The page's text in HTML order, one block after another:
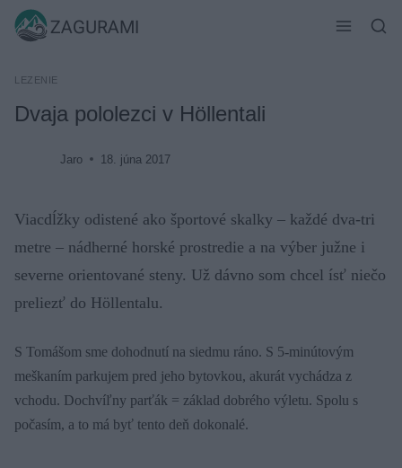
Skip
ZAGURAMI
LEZENIE
Dvaja pololezci v Höllentali
Jaro 18. júna 2017
Viacdĺžky odistené ako športové skalky – každé dva-tri
metre – nádherné horské prostredie a na výber južne i
severne orientované steny. Už dávno som chcel ísť niečo
preliezť do Höllentalu.
S Tomášom sme dohodnutí na siedmu ráno. S 5-minútovým
meškaním parkujem pred jeho bytovkou, akurát vychádza z
vchodu. Dochvíľny parťák = základ dobrého výletu. Spolu s
počasím, a to má byť tento deň dokonalé.